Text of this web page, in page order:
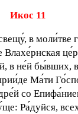
Икос 11
в моли́тве
в не́й бы́вших,
Ма́ти
со
Ра́дуйся,